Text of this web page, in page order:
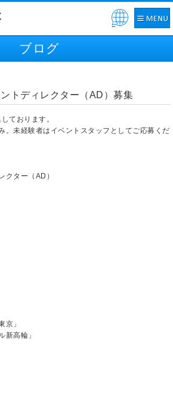
Pow
ブログ
トディレクター（AD）募集
ております。
。未経験者はイベントスタッフとしてご応募くだ
クター（AD）
京」
新高輪」